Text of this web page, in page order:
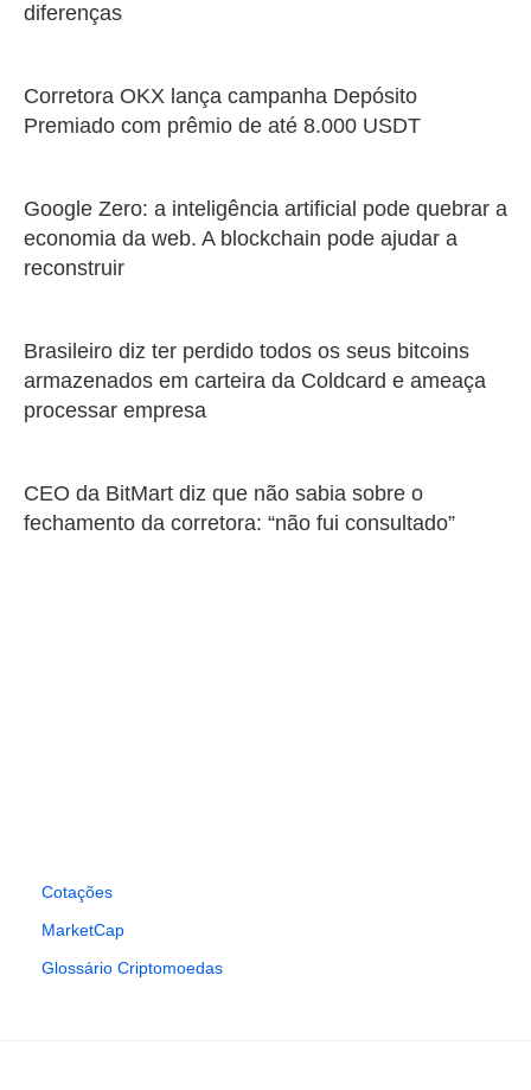
diferenças
Corretora OKX lança campanha Depósito
Premiado com prêmio de até 8.000 USDT
Google Zero: a inteligência artificial pode quebrar a
economia da web. A blockchain pode ajudar a
reconstruir
Brasileiro diz ter perdido todos os seus bitcoins
armazenados em carteira da Coldcard e ameaça
processar empresa
CEO da BitMart diz que não sabia sobre o
fechamento da corretora: “não fui consultado”
Cotações
MarketCap
Glossário Criptomoedas